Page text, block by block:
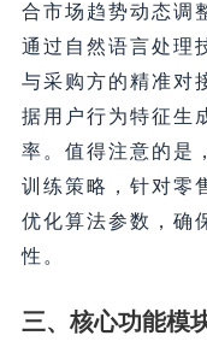
合市场趋势动态调
通过自然语言处理
与采购方的精准对
据用户行为特征生
率。值得注意的是
训练策略，针对零
优化算法参数，确
性。
三、核心功能模